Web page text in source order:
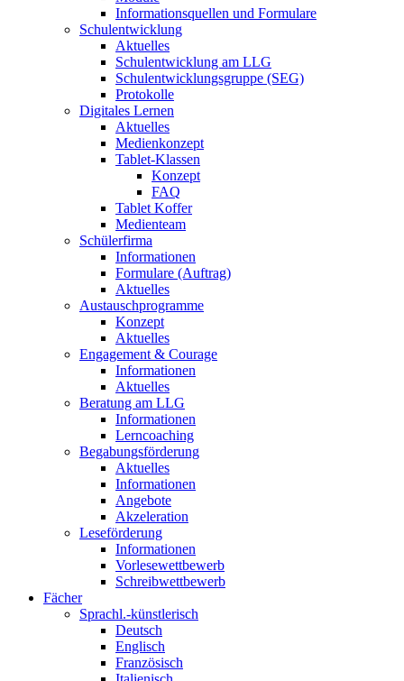
Informationsquellen und Formulare
Schulentwicklung
Aktuelles
Schulentwicklung am LLG
Schulentwicklungsgruppe (SEG)
Protokolle
Digitales Lernen
Aktuelles
Medienkonzept
Tablet-Klassen
Konzept
FAQ
Tablet Koffer
Medienteam
Schülerfirma
Informationen
Formulare (Auftrag)
Aktuelles
Austauschprogramme
Konzept
Aktuelles
Engagement & Courage
Informationen
Aktuelles
Beratung am LLG
Informationen
Lerncoaching
Begabungsförderung
Aktuelles
Informationen
Angebote
Akzeleration
Leseförderung
Informationen
Vorlesewettbewerb
Schreibwettbewerb
Fächer
Sprachl.-künstlerisch
Deutsch
Englisch
Französisch